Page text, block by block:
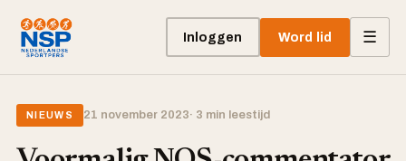
Inloggen Word lid ☰
NIEUWS 21 november 2023· 3 min leestijd